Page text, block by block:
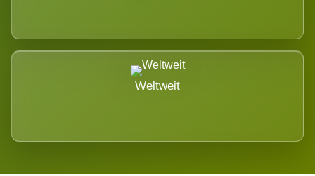
Weltweit